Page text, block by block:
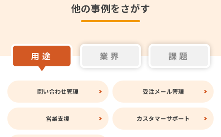
他の事例をさがす
用途 業界 課題
問い合わせ管理 受注メール管理
営業支援 カスタマーサポート